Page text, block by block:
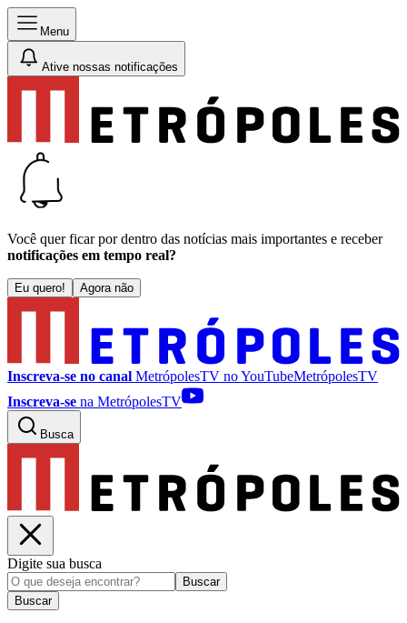
Menu
Ative nossas notificações
Você quer ficar por dentro das notícias mais importantes e receber
notificações em tempo real?
Eu quero! Agora não
Inscreva-se no canal MetrópolesTV noYouTubeMetrópolesTV
Inscreva-se na MetrópolesTV
Busca
Digite sua busca
Buscar
Buscar